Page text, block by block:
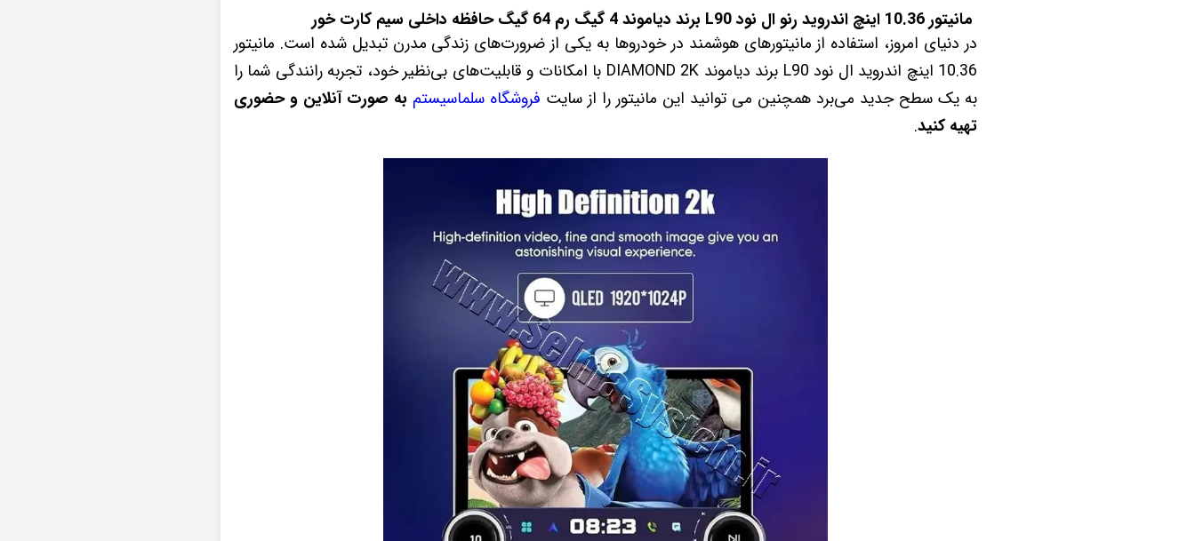
مانیتور 10.36 اینچ اندروید رنو ال نود L90 برند دیاموند 4 گیگ رم 64 گیگ حافظه داخلی سیم کارت خور
در دنیای امروز، استفاده از مانیتورهای هوشمند در خودروها به یکی از ضرورت‌های زندگی مدرن تبدیل شده است. مانیتور
10.36 اینچ اندروید ال نود L90 برند دیاموند DIAMOND 2K با امکانات و قابلیت‌های بی‌نظیر خود، تجربه رانندگی شما را
به یک سطح جدید می‌برد همچنین می توانید این مانیتور را از سایت فروشگاه سلماسیستم به صورت آنلاین و حضوری
تهیه کنید.